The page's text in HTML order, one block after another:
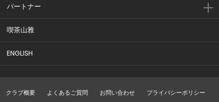
パートナー
喫茶山雅
ENGLISH
クラブ概要 よくあるご質問 お問い合わせ プライバシーポリシー